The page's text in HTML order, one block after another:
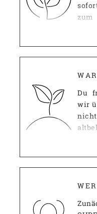
erst
Du
wir
Wir
der